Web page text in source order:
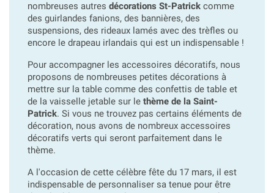
nombreuses autres décorations St-Patrick comme
des guirlandes fanions, des bannières, des
suspensions, des rideaux lamés avec des trèfles ou
encore le drapeau irlandais qui est un indispensable !
Pour accompagner les accessoires décoratifs, nous
proposons de nombreuses petites décorations à
mettre sur la table comme des confettis de table et
de la vaisselle jetable sur le thème de la Saint-
Patrick. Si vous ne trouvez pas certains éléments de
décoration, nous avons de nombreux accessoires
décoratifs verts qui seront parfaitement dans le
thème.
A l'occasion de cette célèbre fête du 17 mars, il est
indispensable de personnaliser sa tenue pour être